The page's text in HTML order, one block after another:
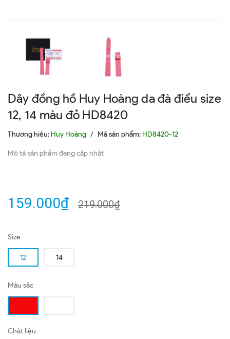
Dây đồng hồ Huy Hoàng da đà điểu size
12, 14 màu đỏ HD8420
Thương hiệu: Huy Hoàng / Mã sản phẩm: HD8420-12
Mô tả sản phẩm đang cập nhật
159.000₫ 219.000₫
Size
12 14
Màu sắc
Chất liệu